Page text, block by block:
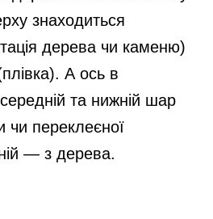
знаходиться
дерева чи каменю)
А ось в
та нижній шар
чи переклеєної
— з дерева.